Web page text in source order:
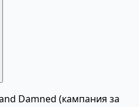
Damned (кампания за